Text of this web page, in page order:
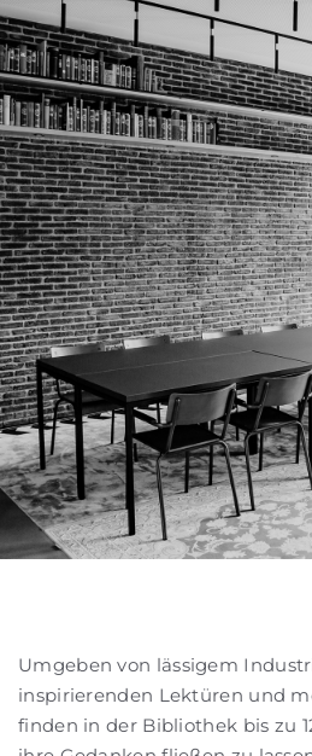
Umgeben von lässigem
inspirierenden Lektüren und
finden in der Bibliothek bis zu